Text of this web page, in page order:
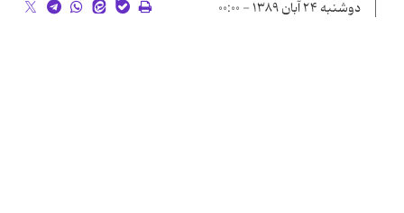
دوشنبه ۲۴ آبان ۱۳۸۹ - ۰۰:۰۰